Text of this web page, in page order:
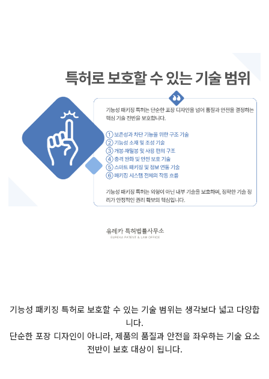
기능성 패키징 특허로 보호할 수 있는 기술 범위는 생각보다 넓고 다양합
니다.
단순한 포장 디자인이 아니라, 제품의 품질과 안전을 좌우하는 기술 요소
전반이 보호 대상이 됩니다.